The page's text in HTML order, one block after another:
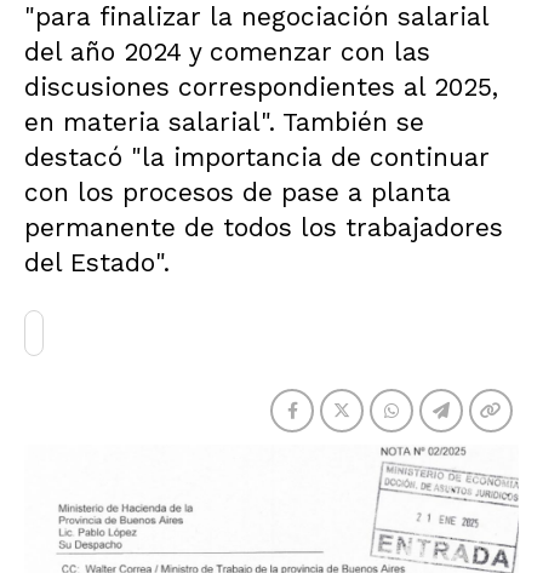
"para finalizar la negociación salarial
del año 2024 y comenzar con las
discusiones correspondientes al 2025,
en materia salarial". También se
destacó "la importancia de continuar
con los procesos de pase a planta
permanente de todos los trabajadores
del Estado".